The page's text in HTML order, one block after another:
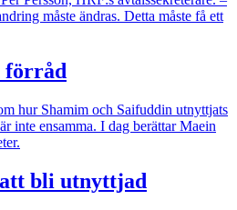
måste ändras. Detta måste få ett
förråd
hur Shamim och Saifuddin utnyttjats
inte ensamma. I dag berättar Maein
bli utnyttjad